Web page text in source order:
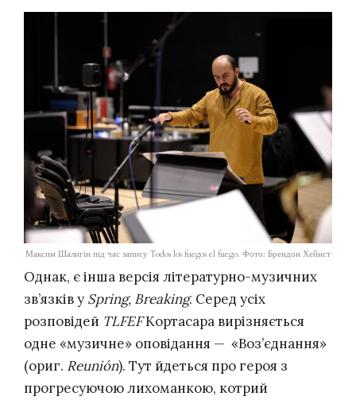
Максим Шалигін під час запису Todos los fuegos el fuego. Фото: Брендон Хейнст
Однак, є інша версія літературно-музичних
зв’язків у Spring, Breaking. Серед усіх
розповідей TLFEFКортасара вирізняється
одне «музичне» оповідання — «Воз’єднання»
(ориг. Reunión). Тут йдеться про героя з
прогресуючою лихоманкою, котрий